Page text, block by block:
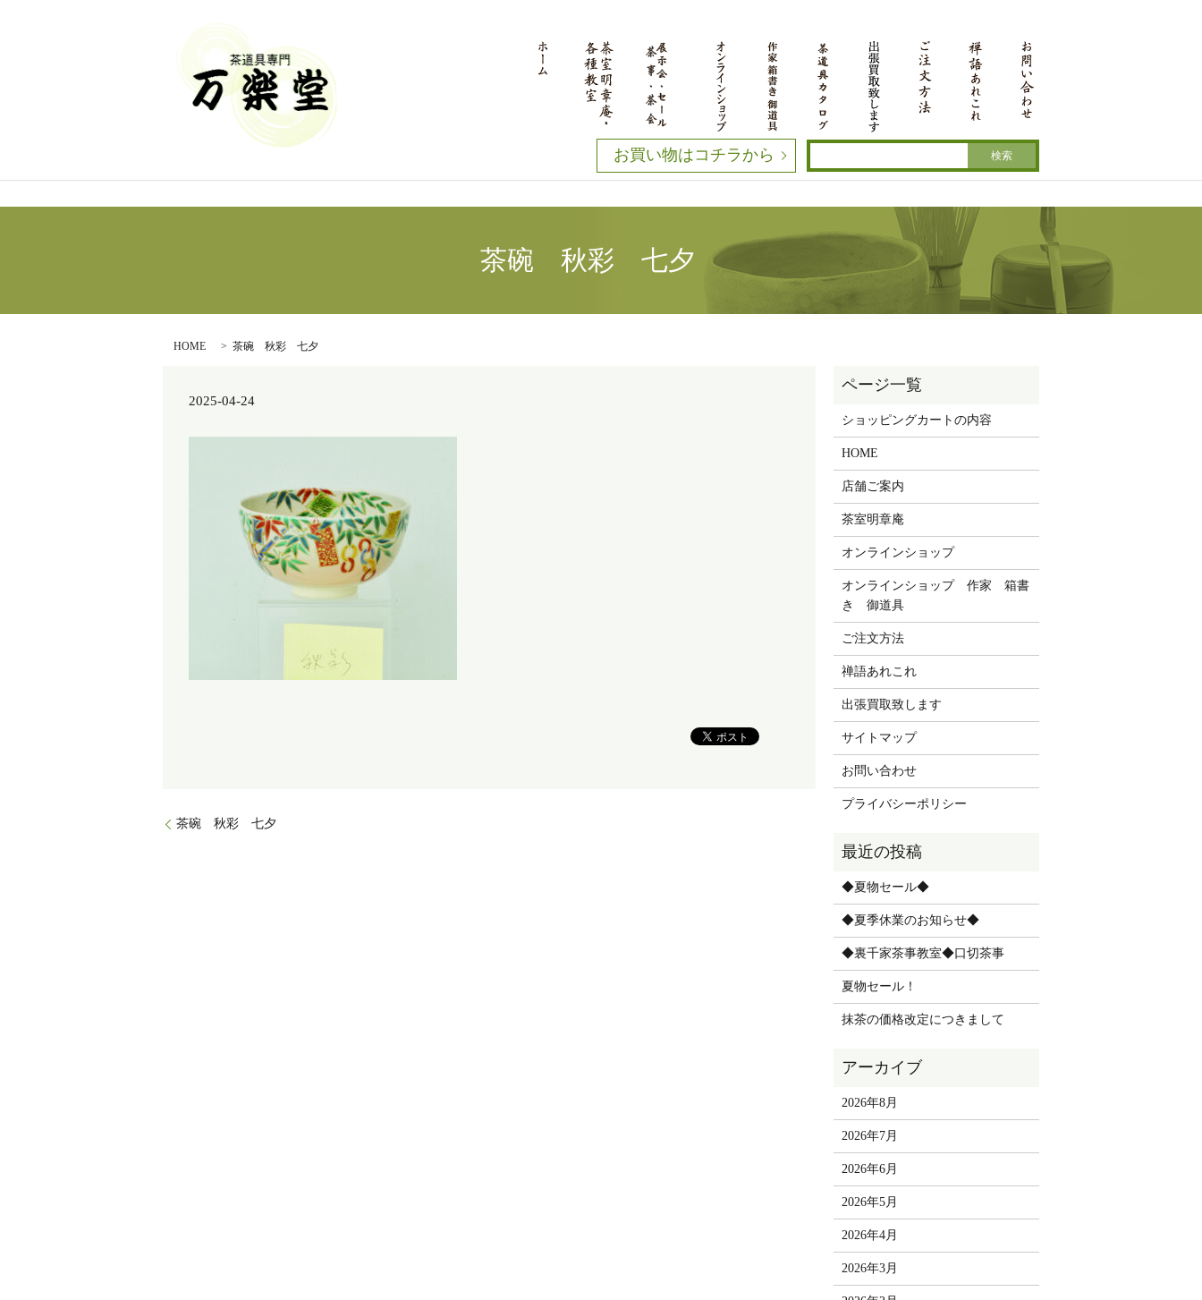
お買い物はコチラから
茶碗 秋彩 七夕
HOME 茶碗 秋彩 七夕
2025-04-24
茶碗 秋彩 七夕
ショッピングカートの内容
HOME
店舗ご案内
茶室明章庵
オンラインショップ
オンラインショップ 作家 箱書
き 御道具
ご注文方法
禅語あれこれ
出張買取致します
サイトマップ
お問い合わせ
プライバシーポリシー
◆夏物セール◆
◆夏季休業のお知らせ◆
◆裏千家茶事教室◆口切茶事
夏物セール！
抹茶の価格改定につきまして
2026年8月
2026年7月
2026年6月
2026年5月
2026年4月
2026年3月